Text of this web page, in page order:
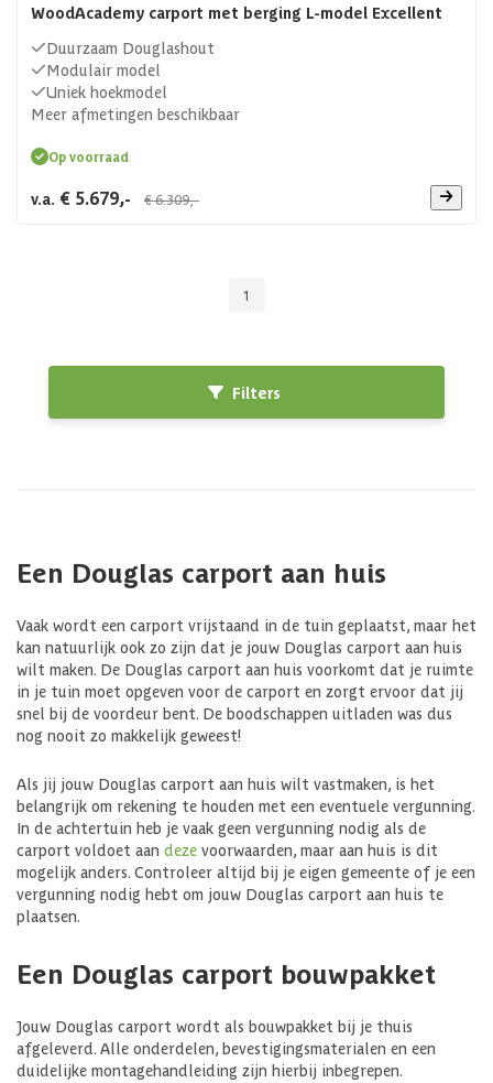
WoodAcademy carport met berging L-model Excellent
Duurzaam Douglashout
Modulair model
Uniek hoekmodel
Meer afmetingen beschikbaar
Op voorraad
v.a. € 5.679,- € 6.309,-
1
Filters
Een Douglas carport aan huis
Vaak wordt een carport vrijstaand in de tuin geplaatst, maar het
kan natuurlijk ook zo zijn dat je jouw Douglas carport aan huis
wilt maken. De Douglas carport aan huis voorkomt dat je ruimte
in je tuin moet opgeven voor de carport en zorgt ervoor dat jij
snel bij de voordeur bent. De boodschappen uitladen was dus
nog nooit zo makkelijk geweest!
Als jij jouw Douglas carport aan huis wilt vastmaken, is het
belangrijk om rekening te houden met een eventuele vergunning.
In de achtertuin heb je vaak geen vergunning nodig als de
carport voldoet aan deze voorwaarden, maar aan huis is dit
mogelijk anders. Controleer altijd bij je eigen gemeente of je een
vergunning nodig hebt om jouw Douglas carport aan huis te
plaatsen.
Een Douglas carport bouwpakket
Jouw Douglas carport wordt als bouwpakket bij je thuis
afgeleverd. Alle onderdelen, bevestigingsmaterialen en een
duidelijke montagehandleiding zijn hierbij inbegrepen.